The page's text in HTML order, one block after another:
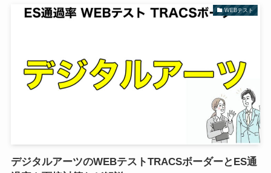
WEBテスト
デジタルアーツのWEBテストTRACSボーダーとES通